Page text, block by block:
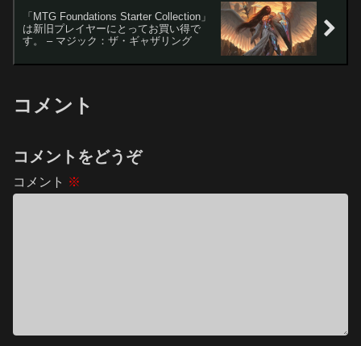
「MTG Foundations Starter Collection」
は新旧プレイヤーにとってお買い得で
す。 – マジック：ザ・ギャザリング
コメント
コメントをどうぞ
コメント ※